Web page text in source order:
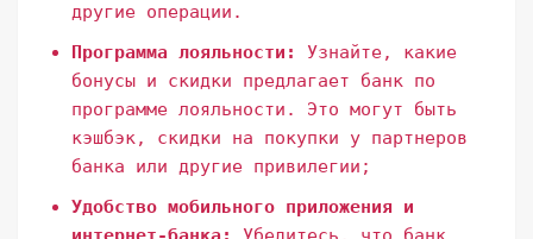
другие операции.
Программа лояльности:
Узнайте, какие
бонусы и скидки предлагает банк по
программе лояльности. Это могут быть
кэшбэк, скидки на покупки у партнеров
банка или другие привилегии;
Удобство мобильного приложения и